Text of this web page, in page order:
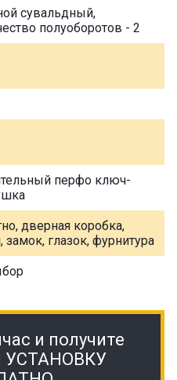
сувальдный,
полуоборотов - 2
перфо ключ-
дверная коробка,
замок, глазок, фурнитура
и получите
УСТАНОВКУ